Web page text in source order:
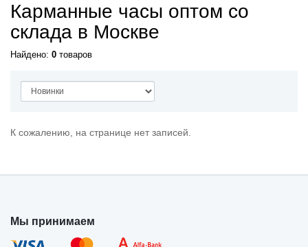
Карманные часы оптом со
склада в Москве
Найдено: 0 товаров
К сожалению, на странице нет записей.
Мы принимаем